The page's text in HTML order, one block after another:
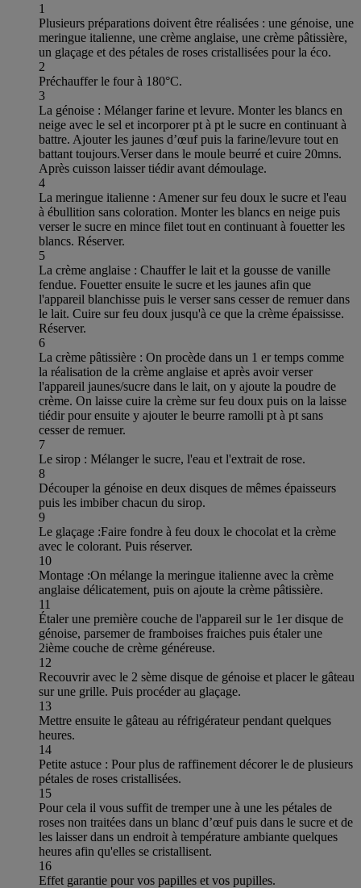
1
Plusieurs préparations doivent être réalisées : une génoise, une
meringue italienne, une crème anglaise, une crème pâtissière,
un glaçage et des pétales de roses cristallisées pour la éco.
2
Préchauffer le four à 180°C.
3
La génoise : Mélanger farine et levure. Monter les blancs en
neige avec le sel et incorporer pt à pt le sucre en continuant à
battre. Ajouter les jaunes d’œuf puis la farine/levure tout en
battant toujours.Verser dans le moule beurré et cuire 20mns.
Après cuisson laisser tiédir avant démoulage.
4
La meringue italienne : Amener sur feu doux le sucre et l'eau
à ébullition sans coloration. Monter les blancs en neige puis
verser le sucre en mince filet tout en continuant à fouetter les
blancs. Réserver.
5
La crème anglaise : Chauffer le lait et la gousse de vanille
fendue. Fouetter ensuite le sucre et les jaunes afin que
l'appareil blanchisse puis le verser sans cesser de remuer dans
le lait. Cuire sur feu doux jusqu'à ce que la crème épaississe.
Réserver.
6
La crème pâtissière : On procède dans un 1 er temps comme
la réalisation de la crème anglaise et après avoir verser
l'appareil jaunes/sucre dans le lait, on y ajoute la poudre de
crème. On laisse cuire la crème sur feu doux puis on la laisse
tiédir pour ensuite y ajouter le beurre ramolli pt à pt sans
cesser de remuer.
7
Le sirop : Mélanger le sucre, l'eau et l'extrait de rose.
8
Découper la génoise en deux disques de mêmes épaisseurs
puis les imbiber chacun du sirop.
9
Le glaçage :Faire fondre à feu doux le chocolat et la crème
avec le colorant. Puis réserver.
10
Montage :On mélange la meringue italienne avec la crème
anglaise délicatement, puis on ajoute la crème pâtissière.
11
Étaler une première couche de l'appareil sur le 1er disque de
génoise, parsemer de framboises fraiches puis étaler une
2ième couche de crème généreuse.
12
Recouvrir avec le 2 sème disque de génoise et placer le gâteau
sur une grille. Puis procéder au glaçage.
13
Mettre ensuite le gâteau au réfrigérateur pendant quelques
heures.
14
Petite astuce : Pour plus de raffinement décorer le de plusieurs
pétales de roses cristallisées.
15
Pour cela il vous suffit de tremper une à une les pétales de
roses non traitées dans un blanc d’œuf puis dans le sucre et de
les laisser dans un endroit à température ambiante quelques
heures afin qu'elles se cristallisent.
16
Effet garantie pour vos papilles et vos pupilles.